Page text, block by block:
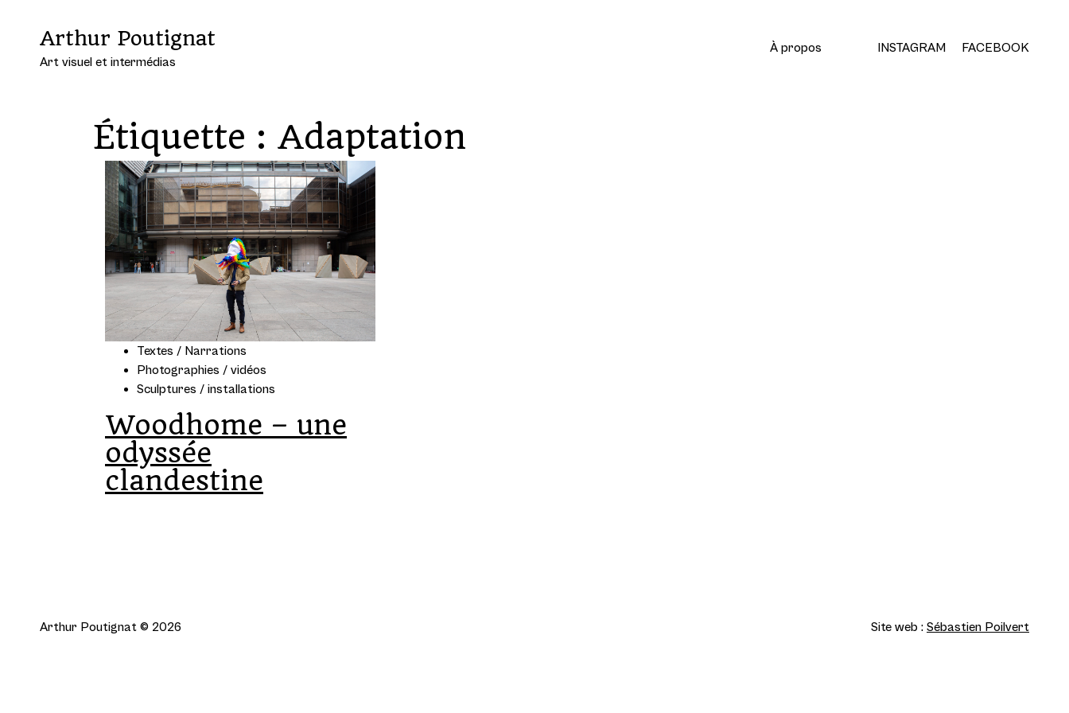
Arthur Poutignat
Art visuel et intermédias
À propos INSTAGRAM FACEBOOK
Étiquette : Adaptation
Textes / Narrations
Photographies / vidéos
Sculptures / installations
Woodhome – une
odyssée
clandestine
Arthur Poutignat © 2026 Site web : Sébastien Poilvert